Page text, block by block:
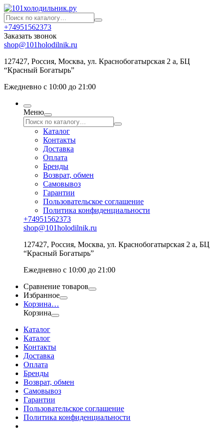
+74951562373
Заказать звонок
shop@101holodilnik.ru
127427, Россия, Москва, ул. Краснобогатырская 2 а, БЦ
“Красный Богатырь”
Ежедневно с 10:00 до 21:00
Меню
Каталог
Контакты
Доставка
Оплата
Бренды
Возврат, обмен
Самовывоз
Гарантии
Пользовательское соглашение
Политика конфиденциальности
+74951562373
shop@101holodilnik.ru
127427, Россия, Москва, ул. Краснобогатырская 2 а, БЦ
“Красный Богатырь”
Ежедневно с 10:00 до 21:00
Сравнение товаров
Избранное
Корзина…
Корзина
Каталог
Каталог
Контакты
Доставка
Оплата
Бренды
Возврат, обмен
Самовывоз
Гарантии
Пользовательское соглашение
Политика конфиденциальности